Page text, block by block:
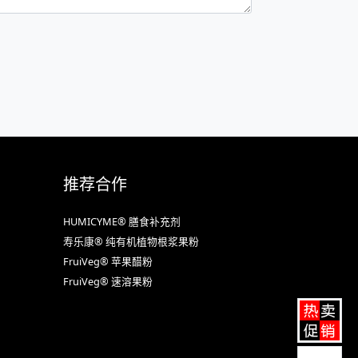
推荐合作
HUMICYME® 膳食补充剂
寿乐康® 纯有机植物根浆果粉
FruiVeg® 苹果醋粉
FruiVeg® 速溶果粉